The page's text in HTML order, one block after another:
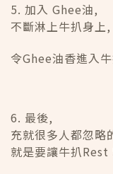
5. 加入 Ghee油,
不斷淋上牛扒身上,
令Ghee油香進入
6. 最後,
充就很多人都忽略
就是要讓牛扒